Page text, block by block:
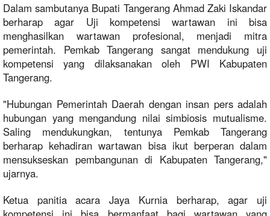
Dalam sambutanya Bupati Tangerang Ahmad Zaki Iskandar
berharap agar Uji kompetensi wartawan ini bisa
menghasilkan wartawan profesional, menjadi mitra
pemerintah. Pemkab Tangerang sangat mendukung uji
kompetensi yang dilaksanakan oleh PWI Kabupaten
Tangerang.
"Hubungan Pemerintah Daerah dengan insan pers adalah
hubungan yang mengandung nilai simbiosis mutualisme.
Saling mendukungkan, tentunya Pemkab Tangerang
berharap kehadiran wartawan bisa ikut berperan dalam
mensukseskan pembangunan di Kabupaten Tangerang,"
ujarnya.
Ketua panitia acara Jaya Kurnia berharap, agar uji